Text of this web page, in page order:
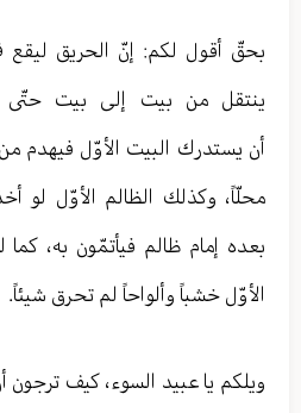
بحقّ أقول لكم: إنّ الحريق ليقع
ينتقل من بيت إلى بيت حتّى
أن يستدرك البيت الأوّل فيهدم من
محلّاً، وكذلك الظالم الأوّل لو
بعده إمام ظالم فيأتمّون به،
الأوّل خشباً وألواحاً لم تحرق شيئاً.
ويلكم يا عبيد السوء، كيف ترجون